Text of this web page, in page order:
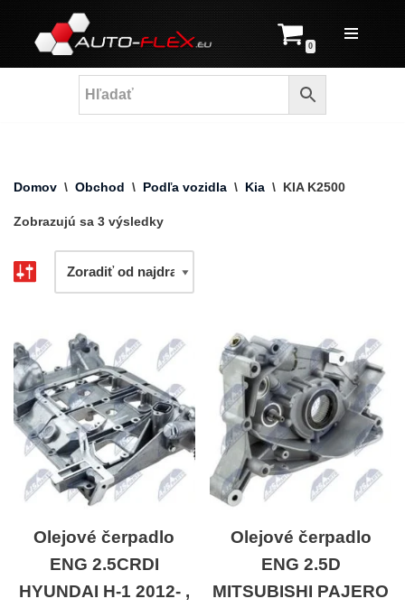
Prejsť
na
0
Domov \ Obchod \ Podľa vozidla \ Kia \ KIA K2500
Zobrazujú sa 3 výsledky
Olejové čerpadlo
ENG 2.5CRDI
HYUNDAI H-1 2012- ,
Olejové čerpadlo
ENG 2.5D
MITSUBISHI PAJERO